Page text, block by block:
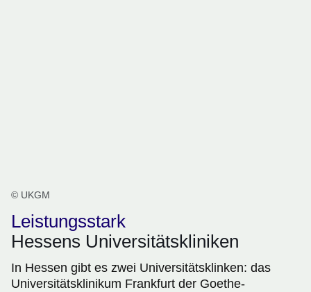
© UKGM
Leistungsstark
Hessens Universitätskliniken
In Hessen gibt es zwei Universitätsklinken: das
Universitätsklinikum Frankfurt der Goethe-